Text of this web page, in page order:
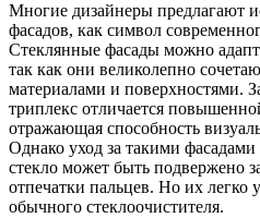
Многие дизайнеры предлагают
фасадов, как символ
Стеклянные фасады можно
так как они великолепно
материалами и поверхностями.
триплекс отличается
отражающая способность
Однако уход за такими фасадами
стекло может быть подвержено
отпечатки пальцев. Но их
обычного стеклоочистителя.